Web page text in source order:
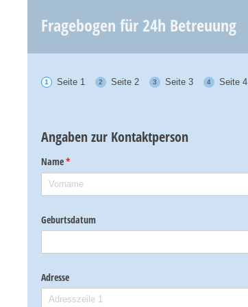
Fragebogen für 24h Betreuung
Seite 1 Seite 2 Seite 3 Seite 4
Angaben zur Kontaktperson
Name*
(erforderlich)
Geburtsdatum
Adresse